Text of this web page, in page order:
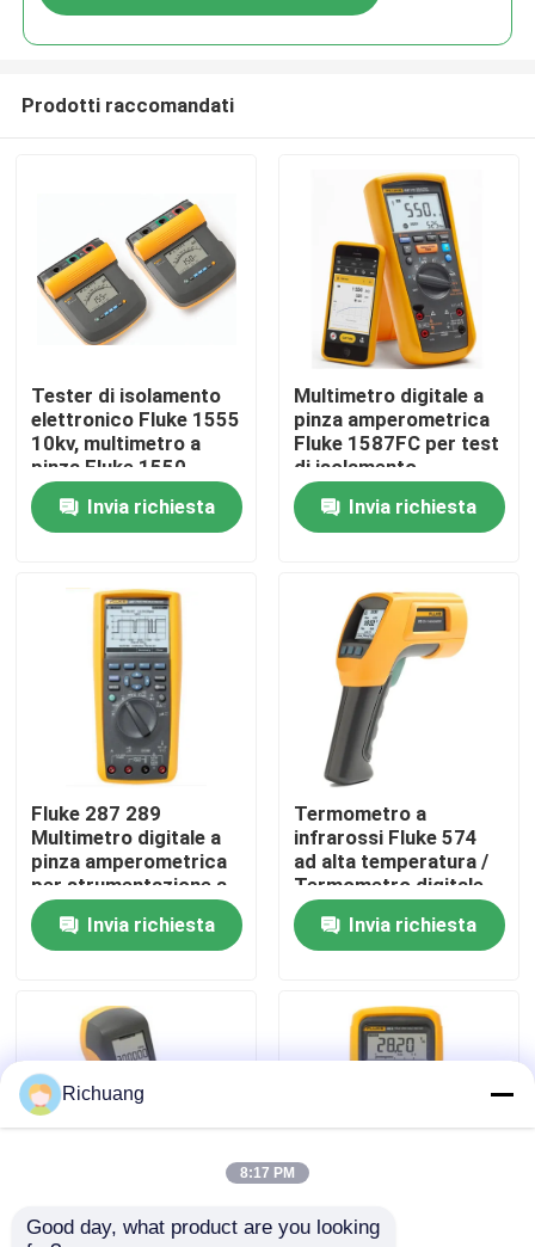
Prodotti
Circa noi
Giro della fabbrica
Controllo di qualità
Contattici
Richieda una citazione
Prodotti di automazione industriale
cavi e connettori del plc
Prodotti raccomandati
Tester di isolamento
elettronico Fluke 1555
10kv, multimetro a
pinza Fluke 1550
Invia richiesta
Multimetro digitale a
pinza amperometrica
Fluke 1587FC per test
di isolamento
1587MTD
Invia richiesta
Fluke 287 289
Multimetro digitale a
pinza amperometrica
per strumentazione a
temperatura
Invia richiesta
Termometro a
infrarossi Fluke 574
ad alta temperatura /
Termometro digitale
Fluke originale
Invia richiesta
Multimetro digitale a
Alta precisione Fluke
Richuang
8:17 PM
Good day, what product are you looking